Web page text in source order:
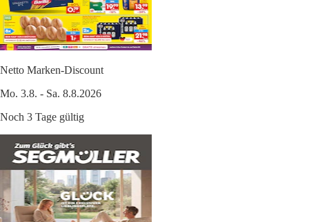
Netto Marken-Discount
Mo. 3.8. - Sa. 8.8.2026
Noch 3 Tage gültig